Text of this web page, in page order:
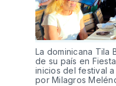
La dominicana Tila
de su país en
inicios del festival
por Milagros